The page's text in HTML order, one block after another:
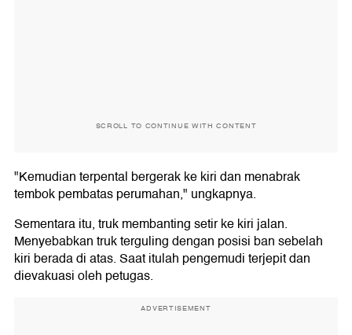
SCROLL TO CONTINUE WITH CONTENT
"Kemudian terpental bergerak ke kiri dan menabrak
tembok pembatas perumahan," ungkapnya.
Sementara itu, truk membanting setir ke kiri jalan.
Menyebabkan truk terguling dengan posisi ban sebelah
kiri berada di atas. Saat itulah pengemudi terjepit dan
dievakuasi oleh petugas.
ADVERTISEMENT